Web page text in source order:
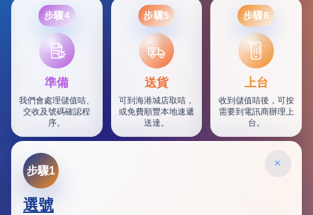
步驟4
準備
我們會處理儲值咭、
交收及號碼確認程
序。
步驟5
SF
送貨
可到海港城店取咭，
或免費順豐本地速遞
送達。
步驟6
上台
收到儲值咭後，可按
需要到電訊商辦理上
台。
×
步驟1
選號